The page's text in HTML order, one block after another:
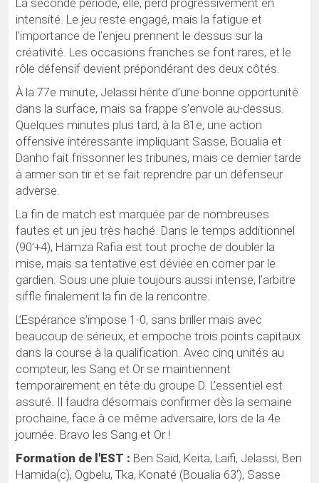
La seconde période, elle, perd progressivement en
intensité. Le jeu reste engagé, mais la fatigue et
l’importance de l’enjeu prennent le dessus sur la
créativité. Les occasions franches se font rares, et le
rôle défensif devient prépondérant des deux côtés.
À la 77e minute, Jelassi hérite d’une bonne opportunité
dans la surface, mais sa frappe s’envole au-dessus.
Quelques minutes plus tard, à la 81e, une action
offensive intéressante impliquant Sasse, Boualia et
Danho fait frissonner les tribunes, mais ce dernier tarde
à armer son tir et se fait reprendre par un défenseur
adverse.
La fin de match est marquée par de nombreuses
fautes et un jeu très haché. Dans le temps additionnel
(90’+4), Hamza Rafia est tout proche de doubler la
mise, mais sa tentative est déviée en corner par le
gardien. Sous une pluie toujours aussi intense, l’arbitre
siffle finalement la fin de la rencontre.
L’Espérance s’impose 1-0, sans briller mais avec
beaucoup de sérieux, et empoche trois points capitaux
dans la course à la qualification. Avec cinq unités au
compteur, les Sang et Or se maintiennent
temporairement en tête du groupe D. L’essentiel est
assuré. Il faudra désormais confirmer dès la semaine
prochaine, face à ce même adversaire, lors de la 4e
journée. Bravo les Sang et Or !
Formation de l'EST : Ben Saïd, Keita, Laifi, Jelassi, Ben
Hamida(c), Ogbelu, Tka, Konaté (Boualia 63'), Sasse